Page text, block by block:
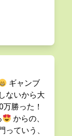
ギャンブ
ないから大
勝った！
からの、
ていう、